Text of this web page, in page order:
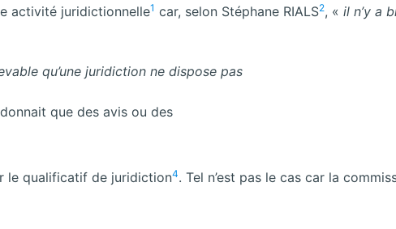
activité juridictionnelle1 car, selon Stéphane RIALS2, « il n’y a
qu’une juridiction ne dispose pas
que des avis ou des
le qualificatif de juridiction4. Tel n’est pas le cas car la